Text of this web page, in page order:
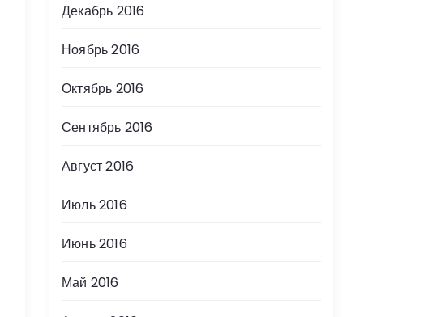
Декабрь 2016
Ноябрь 2016
Октябрь 2016
Сентябрь 2016
Август 2016
Июль 2016
Июнь 2016
Май 2016